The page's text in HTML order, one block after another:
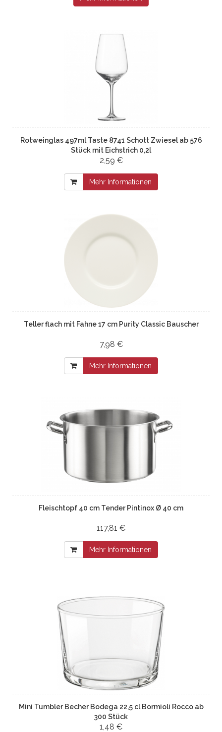
Rotweinglas 497ml Taste 8741 Schott Zwiesel ab 576
Stück mit Eichstrich 0,2l
2,59 €
Mehr Informationen
Teller flach mit Fahne 17 cm Purity Classic Bauscher
7,98 €
Mehr Informationen
Fleischtopf 40 cm Tender Pintinox Ø 40 cm
117,81 €
Mehr Informationen
Mini Tumbler Becher Bodega 22,5 cl Bormioli Rocco ab
300 Stück
1,48 €